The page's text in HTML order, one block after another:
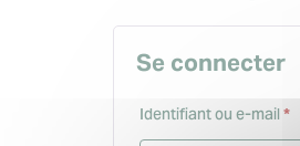
Se connecter
Identifiant ou e-mail *